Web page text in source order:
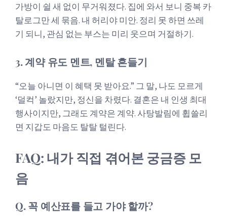
가방이 쉴 새 없이 무거워졌다. 집에 와서 보니 중복 카
탈로그만 세 묶음. 내 허리야 미안. 정리 못 하면 쓰레
기 되니, 관심 없는 부스는 미리 웃으며 거절하기.
3. 계약 유도 멘트, 멘탈 흔들기
“오늘 아니면 이 혜택 못 받아요.” 그 말, 나도 모르게
‘덜컥’ 놀랐지만, 정신을 차렸다. 결혼은 내 인생 최대
행사이지만, 그래도 계약은 계약. 사탕발림에 휩쓸리
면 지갑도 마음도 탈탈 털린다.
FAQ: 내가 직접 겪어본 궁금증 모
음
Q. 꼭 예산표를 들고 가야 할까?